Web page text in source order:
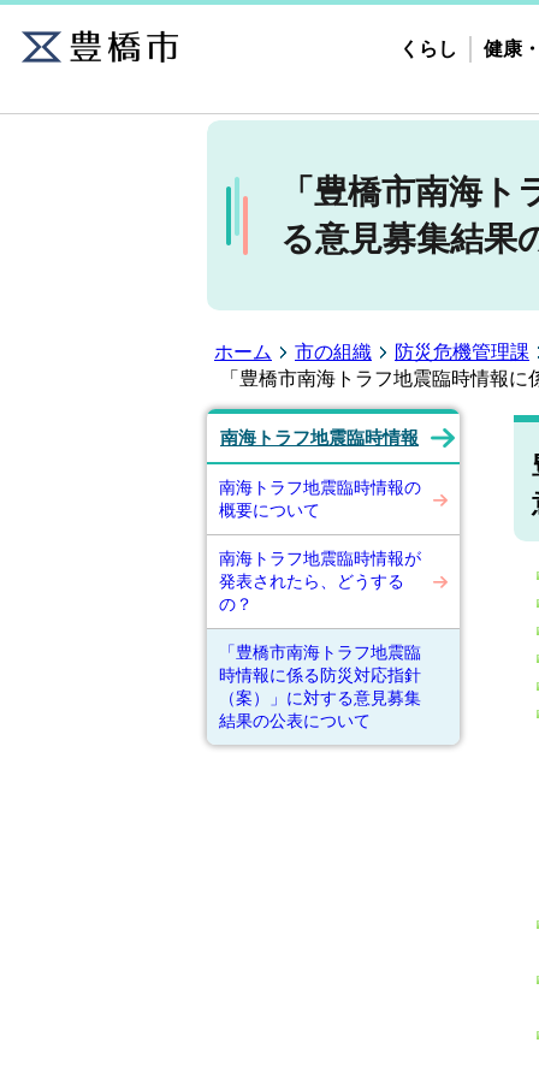
くらし 健康
「豊橋市南海
る意見募集結果
ホーム 市の組織
防災危機管理課
「豊橋市南海トラフ地震臨時情報
南海トラフ地震臨時情報
南海トラフ地震臨時情報の
概要について
南海トラフ地震臨時情報が
発表されたら、どうする
の？
「豊橋市南海トラフ地震臨
時情報に係る防災対応指針
（案）」に対する意見募集
結果の公表について